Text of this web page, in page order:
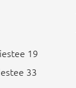
19
33